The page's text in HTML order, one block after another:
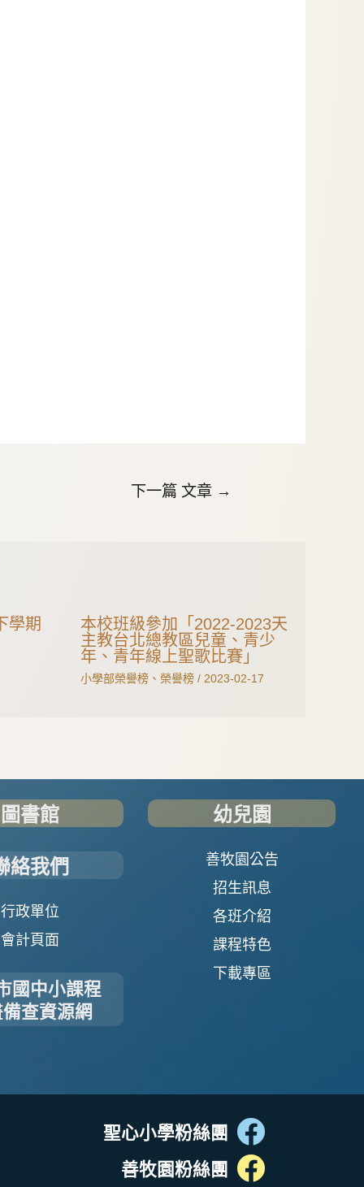
下一篇 文章 →
學期
本校班級參加「2022-2023天
主教台北總教區兒童、青少
年、青年線上聖歌比賽」
小學部榮譽榜 、 榮譽榜 / 2023-02-17
圖書館
絡我們
行政單位
會計頁面
國中小課程
查資源網
幼兒園
善牧園公告
招生訊息
各班介紹
課程特色
下載專區
聖心小學粉絲團
善牧園粉絲團